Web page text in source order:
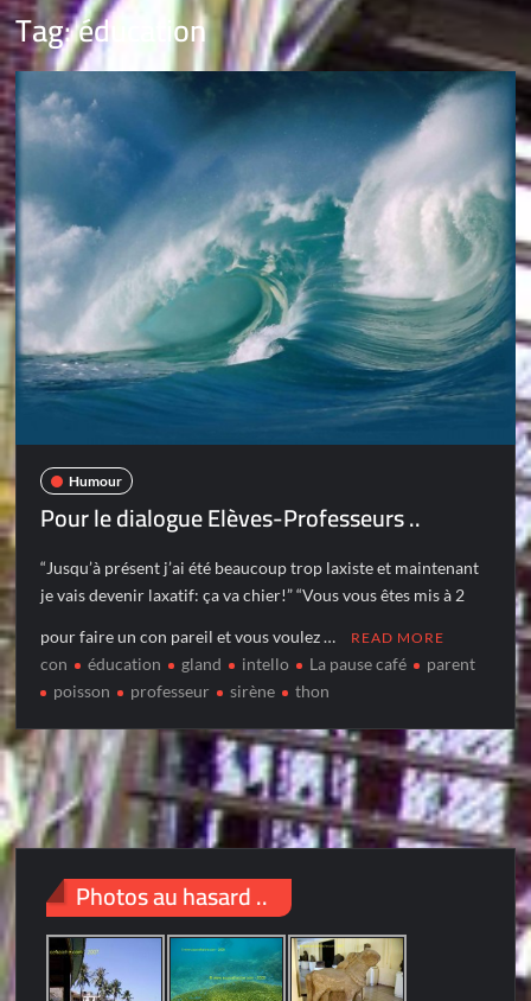
Tag:éducation
Humour
Pour le dialogue Elèves-Professeurs ..
“Jusqu’à présent j’ai été beaucoup trop laxiste et maintenant
je vais devenir laxatif: ça va chier!” “Vous vous êtes mis à 2
pour faire un con pareil et vous voulez … READ MORE
con éducation gland intello La pause café
parent
poisson
professeur sirène thon
Photos au hasard ..